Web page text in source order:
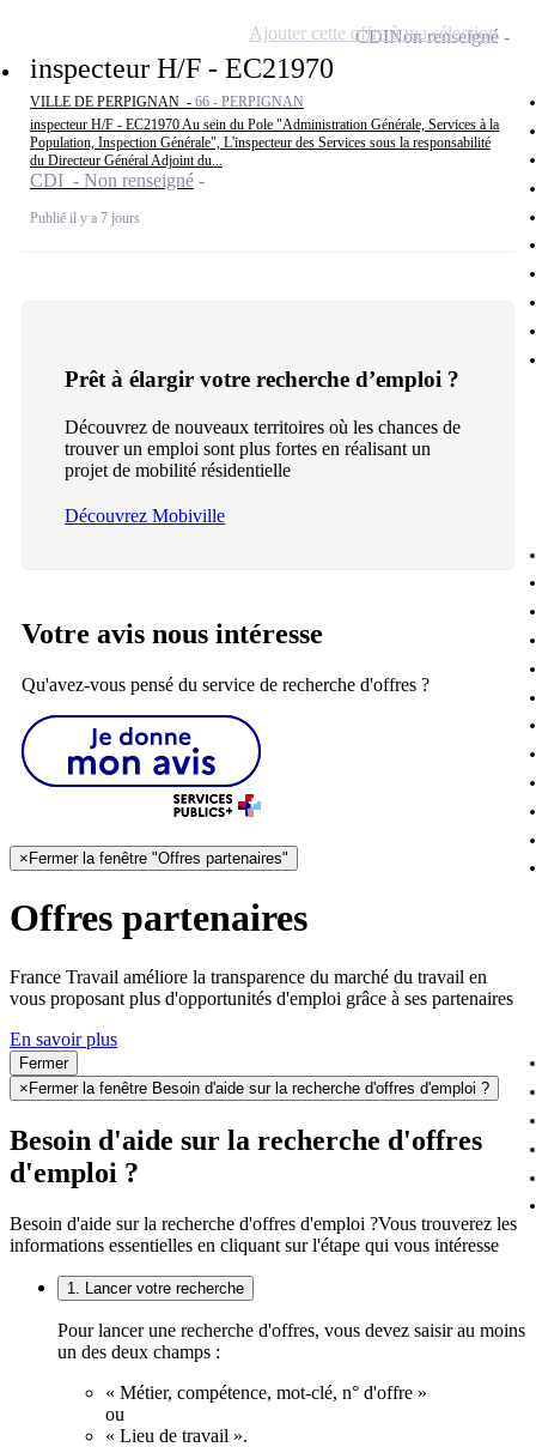
inspecteur H/F - EC21970
VILLE DE PERPIGNAN - 66 - PERPIGNAN
inspecteur H/F - EC21970 Au sein du Pole "Administration Générale, Services à la
Population, Inspection Générale", L'inspecteur des Services sous la responsabilité
du Directeur Général Adjoint du...
CDI - Non renseigné
Publié il y a 7 jours
CDINon renseigné
Ajouter cette offre à ma sélection
Prêt à élargir votre recherche d’emploi ?
Découvrez de nouveaux territoires où les chances de
trouver un emploi sont plus fortes en réalisant un
projet de mobilité résidentielle
Découvrez Mobiville
Votre avis nous intéresse
Qu'avez-vous pensé du service de recherche d'offres ?
× Fermer la fenêtre "Offres partenaires"
Offres partenaires
France Travail améliore la transparence du marché du travail en
vous proposant plus d'opportunités d'emploi grâce à ses partenaires
En savoir plus
Fermer
× Fermer la fenêtre Besoin d'aide sur la recherche d'offres d'emploi ?
Besoin d'aide sur la recherche d'offres
d'emploi ?
Besoin d'aide sur la recherche d'offres d'emploi ?Vous trouverez les
informations essentielles en cliquant sur l'étape qui vous intéresse
1. Lancer votre recherche
Pour lancer une recherche d'offres, vous devez saisir au moins
un des deux champs :
« Métier, compétence, mot-clé, n° d'offre »
ou
« Lieu de travail ».